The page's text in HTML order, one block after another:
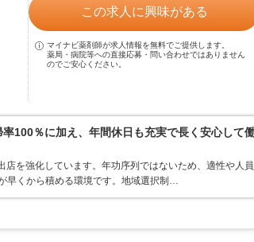
この求人に興味がある
マイナビ薬剤師が求人情報を無料でご提供します。
薬局・病院等への直接応募・問い合わせではありません
のでご安心ください。
100％に加え、年間休日も充実で長く安心して
を強化しています。年功序列ではないため、適性や人
早くから積める環境です。地域選択制…